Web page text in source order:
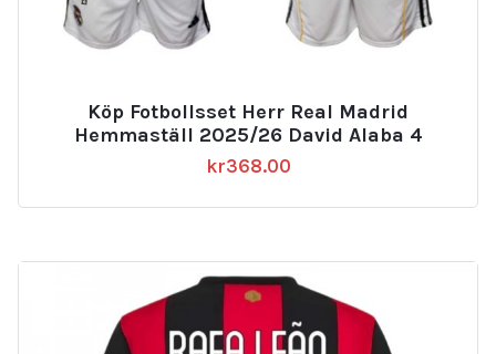
Köp Fotbollsset Herr Real Madrid
Hemmaställ 2025/26 David Alaba 4
kr368.00